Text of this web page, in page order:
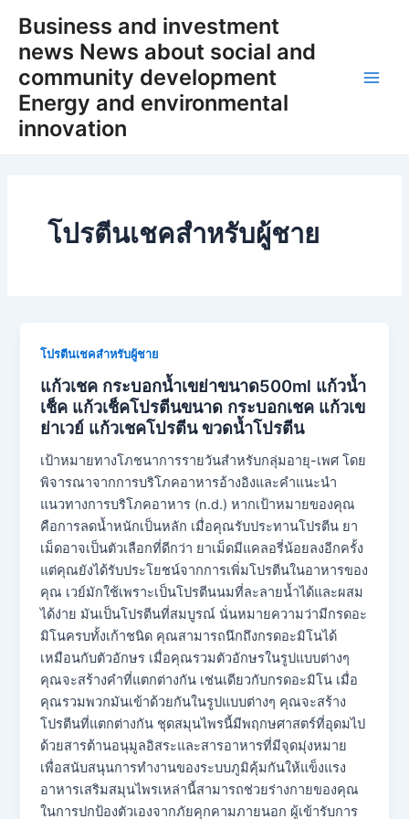
content
Business and investment
news News about social and
community development
Energy and environmental
innovation
โปรตีนเชคสำหรับผู้ชาย
โปรตีนเชคสำหรับผู้ชาย
แก้วเชค กระบอกน้ำเขย่าขนาด500ml แก้วน้ำ
เช็ค แก้วเช็คโปรตีนขนาด กระบอกเชค แก้วเข
ย่าเวย์ แก้วเชคโปรตีน ขวดน้ำโปรตีน
เป้าหมายทางโภชนาการรายวันสำหรับกลุ่มอายุ-เพศ โดย
พิจารณาจากการบริโภคอาหารอ้างอิงและคำแนะนำ
แนวทางการบริโภคอาหาร (n.d.) หากเป้าหมายของคุณ
คือการลดน้ำหนักเป็นหลัก เมื่อคุณรับประทานโปรตีน ยา
เม็ดอาจเป็นตัวเลือกที่ดีกว่า ยาเม็ดมีแคลอรี่น้อยลงอีกครั้ง
แต่คุณยังได้รับประโยชน์จากการเพิ่มโปรตีนในอาหารของ
คุณ เวย์มักใช้เพราะเป็นโปรตีนนมที่ละลายน้ำได้และผสม
ได้ง่าย มันเป็นโปรตีนที่สมบูรณ์ นั่นหมายความว่ามีกรดอะ
มิโนครบทั้งเก้าชนิด คุณสามารถนึกถึงกรดอะมิโนได้
เหมือนกับตัวอักษร เมื่อคุณรวมตัวอักษรในรูปแบบต่างๆ
คุณจะสร้างคำที่แตกต่างกัน เช่นเดียวกับกรดอะมิโน เมื่อ
คุณรวมพวกมันเข้าด้วยกันในรูปแบบต่างๆ คุณจะสร้าง
โปรตีนที่แตกต่างกัน ชุดสมุนไพรนี้มีพฤกษศาสตร์ที่อุดมไป
ด้วยสารต้านอนุมูลอิสระและสารอาหารที่มีจุดมุ่งหมาย
เพื่อสนับสนุนการทำงานของระบบภูมิคุ้มกันให้แข็งแรง
อาหารเสริมสมุนไพรเหล่านี้สามารถช่วยร่างกายของคุณ
ในการปกป้องตัวเองจากภัยคุกคามภายนอก ผู้เข้ารับการ